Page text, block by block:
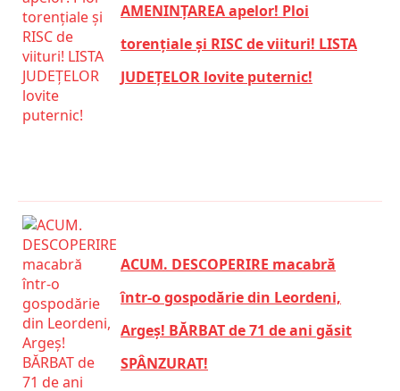
AMENINȚAREA apelor! Ploi
torențiale și RISC de viituri! LISTA
JUDEȚELOR lovite puternic!
ACUM. DESCOPERIRE macabră
într-o gospodărie din Leordeni,
Argeș! BĂRBAT de 71 de ani găsit
SPÂNZURAT!